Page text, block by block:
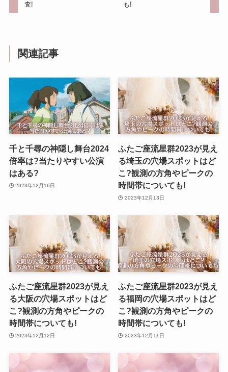
査!
も!
関連記事
千と千尋の神隠し舞台2024
倍率は?当たりやすい公演
はある?
2023年12月16日
ふたご座流星群2023が見え
る埼玉の穴場スポットはど
こ?観測の方角やピークの
時間帯についても!
2023年12月13日
ふたご座流星群2023が見え
る大阪の穴場スポットはど
こ?観測の方角やピークの
時間帯についても!
2023年12月12日
ふたご座流星群2023が見え
る福岡の穴場スポットはど
こ?観測の方角やピークの
時間帯についても!
2023年12月11日